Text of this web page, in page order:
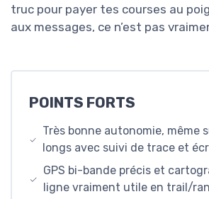
truc pour payer tes courses au
aux messages, ce n’est pas
POINTS FORTS
Très bonne autonomie, même
longs avec suivi de trace et
GPS bi-bande précis et
ligne vraiment utile en trail/